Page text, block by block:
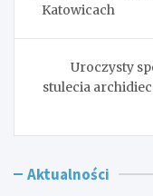
Katowicach
Uroczysty
stulecia
Aktualności